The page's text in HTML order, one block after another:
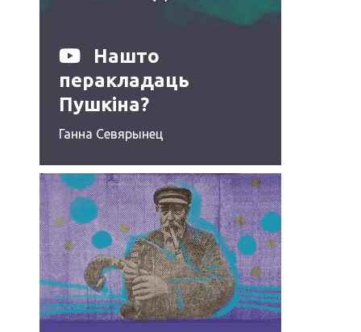
Нашто
перакладаць
Пушкіна?
Ганна Севярынец